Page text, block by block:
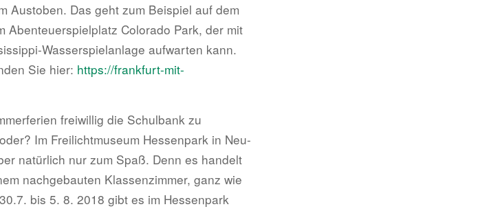
Austoben. Das geht zum Beispiel auf dem
Abenteuerspielplatz Colorado Park, der mit
Wasserspielanlage aufwarten kann.
Sie hier: https://frankfurt-mit-
freiwillig die Schulbank zu
Im Freilichtmuseum Hessenpark in Neu-
natürlich nur zum Spaß. Denn es handelt
nachgebauten Klassenzimmer, ganz wie
bis 5. 8. 2018 gibt es im Hessenpark